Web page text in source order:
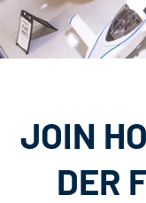
JOIN
DER